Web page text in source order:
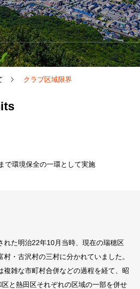
クラブ区域限界
で環境保全の一環として実施
れた明治22年10月当時、現在の瑞穂区
・古沢村の三村に分かれていました。
複雑な市町村合併などの過程を経て、昭
と熱田区それぞれの区域の一部を併せ